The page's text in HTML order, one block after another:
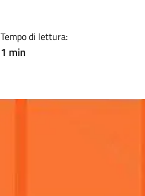
Tempo di lettura:
1 min